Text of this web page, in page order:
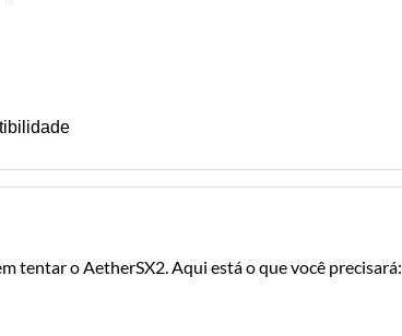
tentar o AetherSX2. Aqui está o que você precisará: